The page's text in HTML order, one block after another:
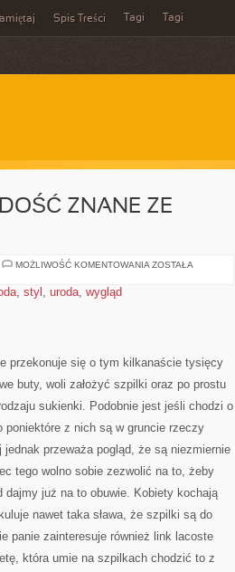
Spis Treści Tagi Tagi
ZNANE ZE
MOŻLIWOŚĆ KOMENTOWANIA WSZELKIE
ZOSTAŁA
, styl , uroda, wygląd
przekonuje się o tym kilkanaście tysięcy
buty, woli założyć szpilki oraz po prostu
sukienki. Podobnie jest jeśli chodzi o
z nich są w gruncie rzeczy
przeważa pogląd, że są niezmiernie
tego wolno sobie zezwolić na to, żeby
dajmy już na to obuwie. Kobiety kochają
nawet taka sława, że szpilki są do
panie zainteresuje również link lacoste
która umie na szpilkach chodzić to z